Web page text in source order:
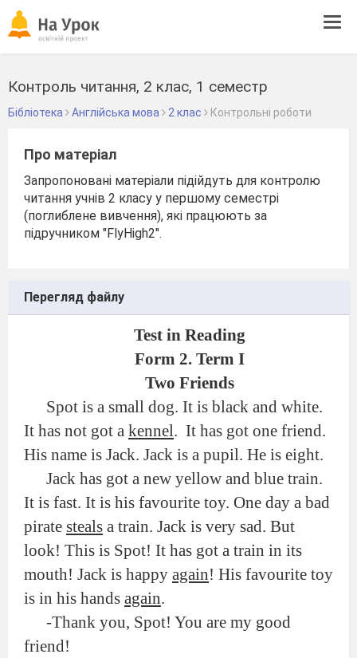
Контроль читання, 2 клас, 1 семестр
Бібліотека Англійська мова 2 клас Контрольні роботи
Про матеріал
Запропоновані матеріали підійдуть для контролю
читання учнів 2 класу у першому семестрі
(поглиблене вивчення), які працюють за
підручником "FlyHigh2".
Перегляд файлу
Test in Reading
Form 2. Term I
Two Friends
Spot is a small dog. It is black and white.
It has not got a kennel. It has got one friend.
His name is Jack. Jack is a pupil. He is eight.
Jack has got a new yellow and blue train.
It is fast. It is his favourite toy. One day a bad
pirate steals a train. Jack is very sad. But
look! This is Spot! It has got a train in its
mouth! Jack is happy again! His favourite toy
is in his hands again.
-Thank you, Spot! You are my good
friend!